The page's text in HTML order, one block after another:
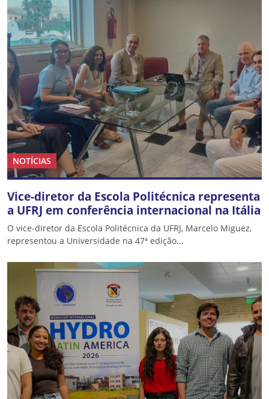
NOTÍCIAS
Vice-diretor da Escola Politécnica representa
a UFRJ em conferência internacional na Itália
O vice-diretor da Escola Politécnica da UFRJ, Marcelo Miguez,
representou a Universidade na 47ª edição...